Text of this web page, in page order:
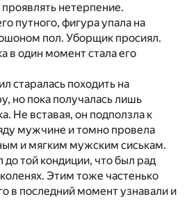
нетерпение.
путного, фигура упала на
пол. Уборщик просиял.
в один момент стала его
старалась походить на
но пока получалась лишь
Не вставая, он подползла к
мужчине и томно провела
и мягким мужским сиськам.
той кондиции, что был рад
Этим тоже частенько
в последний момент узнавали и